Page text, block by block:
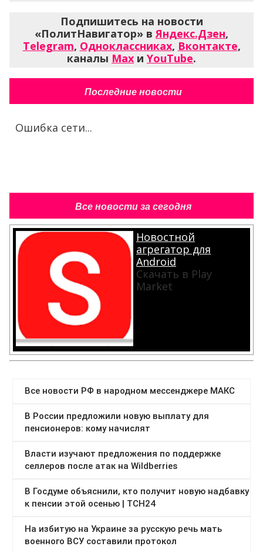
Подпишитесь на новости
«ПолитНавигатор» в Яндекс.Дзен,
Telegram, Одноклассниках, Вконтакте,
каналы Max и YouTube.
Последние новости
Ошибка сети...
Все новости за сегодня
Новостной
агрегатор для
Android
Скачать в Play
Market